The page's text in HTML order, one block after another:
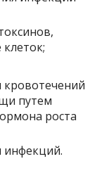
путем
роста
инфекций.